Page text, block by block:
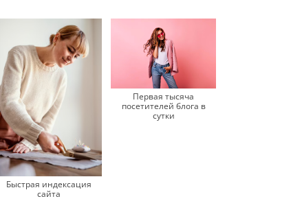
Быстрая индексация
сайта
Первая тысяча
посетителей блога в
сутки